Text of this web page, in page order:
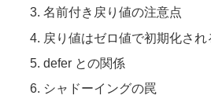
名前付き戻り値の注意点
戻り値はゼロ値で初期化され
defer との関係
シャドーイングの罠